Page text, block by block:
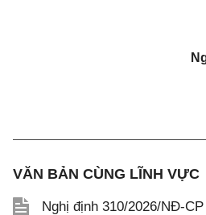
VĂN BẢN CÙNG LĨNH VỰC
Nghị định 310/2026/NĐ-